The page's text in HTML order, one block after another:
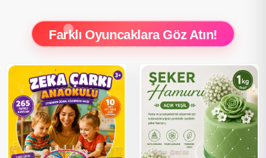
Farklı Oyuncaklara Göz Atın!